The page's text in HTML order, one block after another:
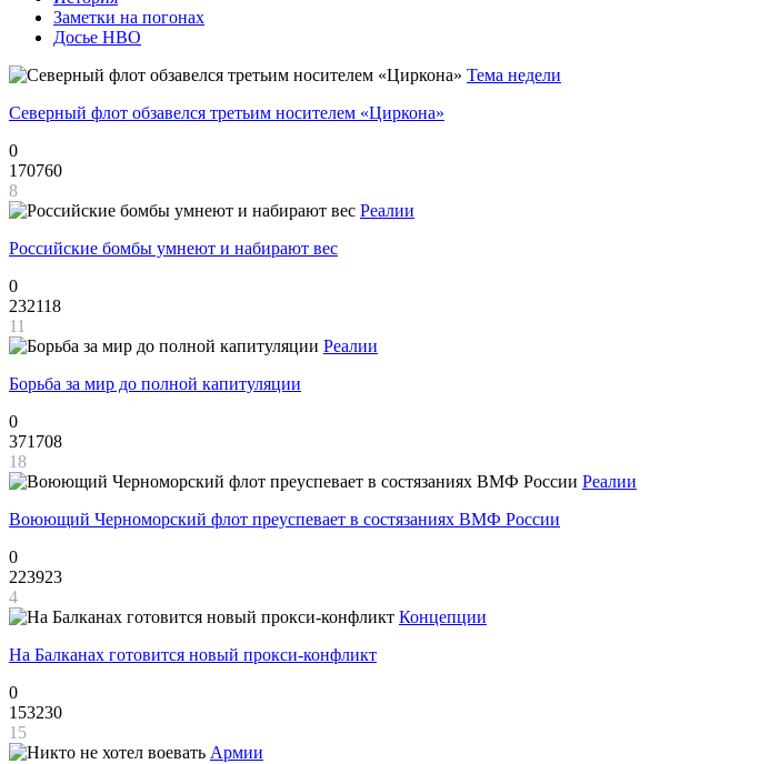
Заметки на погонах
Досье НВО
Тема недели
Северный флот обзавелся третьим носителем «Циркона»
0
170760
8
Реалии
Российские бомбы умнеют и набирают вес
0
232118
11
Реалии
Борьба за мир до полной капитуляции
0
371708
18
Реалии
Воюющий Черноморский флот преуспевает в состязаниях ВМФ России
0
223923
4
Концепции
На Балканах готовится новый прокси-конфликт
0
153230
15
Армии